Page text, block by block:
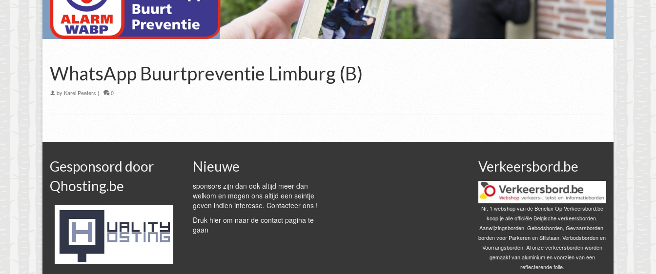
WhatsApp Buurtpreventie Limburg (B)
by Karel Peeters | 0
Gesponsord door
Qhosting.be
Nieuwe
sponsors zijn dan ook altijd meer dan
welkom en mogen ons altijd een seintje
geven indien interesse. Contacteer ons !
Druk hier om naar de contact pagina te
gaan
Verkeersbord.be
Nr. 1 webshop van de Benelux Op Verkeersbord.be
koop je alle officiële Belgische verkeersborden.
Aanwijzingsborden, Gebodsborden, Gevaarsborden,
borden voor Parkeren en Stilstaan, Verbodsborden en
Voorrangsborden. Al onze verkeersborden worden
gemaakt van aluminium en voorzien van een
reflecterende folie.